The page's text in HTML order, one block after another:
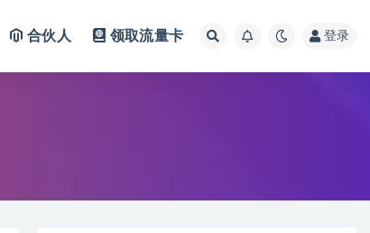
合伙人 领取流量卡 登录